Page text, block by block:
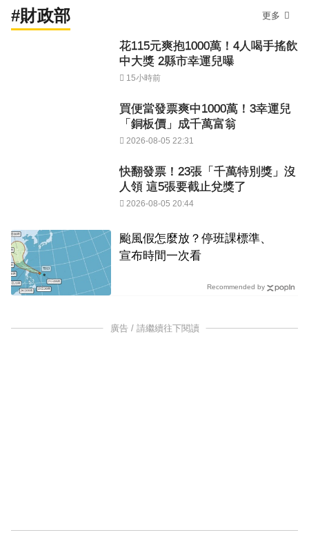
#財政部 更多
花115元爽抱1000萬！4人喝手搖飲
中大獎 2縣市幸運兒曝
15小時前
買便當發票爽中1000萬！3幸運兒
「銅板價」成千萬富翁
2026-08-05 22:31
快翻發票！23張「千萬特別獎」沒
人領 這5張要截止兌獎了
2026-08-05 20:44
颱風假怎麼放？停班課標準、
宣布時間一次看
Recommended by
廣告 / 請繼續往下閱讀